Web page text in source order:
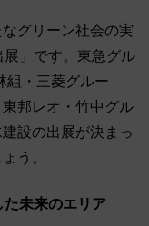
グリーン社会の実
」です。東急グル
組・三菱グルー
邦レオ・竹中グル
設の出展が決まっ
う。
未来のエリア